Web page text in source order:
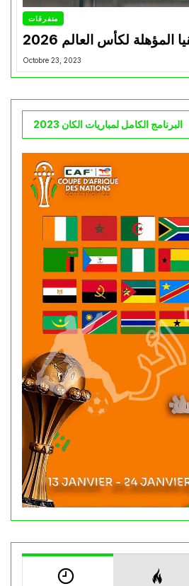
متفرقات
لكأس العالم 2026
Octobre 23, 2023
البرنامج الكامل لمباريات الكان 2023